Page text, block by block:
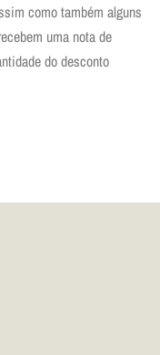
como também alguns
uma nota de
do desconto